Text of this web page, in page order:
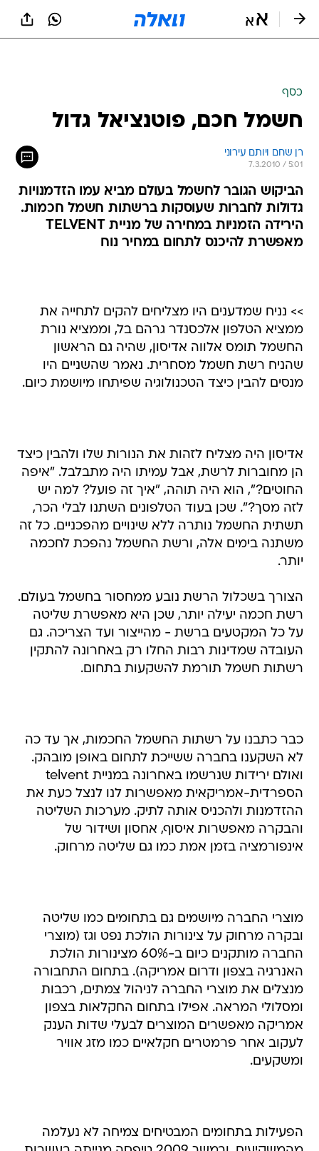
כסף
חשמל חכם, פוטנציאל גדול
רן שחם ויותם עירוני
7.3.2010 / 5:01
הביקוש הגובר לחשמל בעולם מביא עמו הזדמנויות
גדולות לחברות שעוסקות ברשתות חשמל חכמות.
הירידה הזמניות במחירה של מניית TELVENT
מאפשרת להיכנס לתחום במחיר נוח
>> נניח שמדענים היו מצליחים להקים לתחייה את
ממציא הטלפון אלכסנדר גרהם בל, וממציא נורת
החשמל תומס אלווה אדיסון, שהיה גם הראשון
שהניח רשת חשמל מסחרית. נאמר שהשניים היו
מנסים להבין כיצד הטכנולוגיה שפיתחו מיושמת כיום.
אדיסון היה מצליח לזהות את הנורות שלו ולהבין כיצד
הן מחוברות לרשת, אבל עמיתו היה מתבלבל. "איפה
החוטים?", הוא היה תוהה, "איך זה פועל? למה יש
לזה מסך?". שכן בעוד הטלפונים השתנו לבלי הכר,
תשתית החשמל נותרה ללא שינויים מהפכניים. כל זה
משתנה בימים אלה, ורשת החשמל נהפכת לחכמה
יותר.
הצורך בשכלול הרשת נובע ממחסור בחשמל בעולם.
רשת חכמה יעילה יותר, שכן היא מאפשרת שליטה
על כל המקטעים ברשת - מהייצור ועד הצריכה. גם
העובדה שמדינות רבות החלו רק באחרונה להתקין
רשתות חשמל תורמת להשקעות בתחום.
כבר כתבנו על רשתות החשמל החכמות, אך עד כה
לא השקענו בחברה ששייכת לתחום באופן מובהק.
ואולם ירידות שנרשמו באחרונה במניית telvent
הספרדית-אמריקאית מאפשרות לנו לנצל כעת את
ההזדמנות ולהכניס אותה לתיק. מערכות השליטה
והבקרה מאפשרות איסוף, אחסון ושידור של
אינפורמציה בזמן אמת כמו גם שליטה מרחוק.
מוצרי החברה מיושמים גם בתחומים כמו שליטה
ובקרה מרחוק על צינורות הולכת נפט וגז (מוצרי
החברה מותקנים כיום ב-60% מצינורות הולכת
האנרגיה בצפון ודרום אמריקה). בתחום התחבורה
מנצלים את מוצרי החברה לניהול צמתים, רכבות
ומסלולי המראה. אפילו בתחום החקלאות בצפון
אמריקה מאפשרים המוצרים לבעלי שדות הענק
לעקוב אחר פרמטרים חקלאיים כמו מזג אוויר
ומשקעים.
הפעילות בתחומים המבטיחים צמיחה לא נעלמה